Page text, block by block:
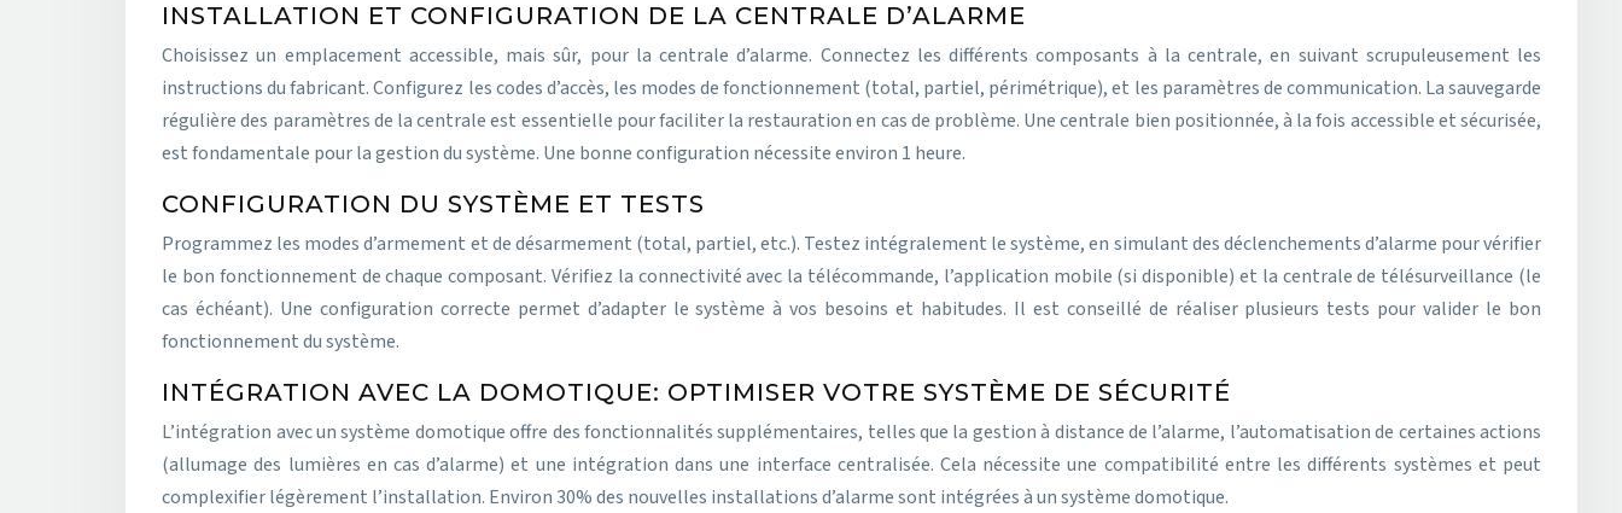
INSTALLATION ET CONFIGURATION DE LA CENTRALE D’ALARME
Choisissez un emplacement accessible, mais sûr, pour la centrale d’alarme. Connectez les différents composants à la centrale, en suivant scrupuleusement les
instructions du fabricant. Configurez les codes d’accès, les modes de fonctionnement (total, partiel, périmétrique), et les paramètres de communication. La sauvegarde
régulière des paramètres de la centrale est essentielle pour faciliter la restauration en cas de problème. Une centrale bien positionnée, à la fois accessible et sécurisée,
est fondamentale pour la gestion du système. Une bonne configuration nécessite environ 1 heure.
CONFIGURATION DU SYSTÈME ET TESTS
Programmez les modes d’armement et de désarmement (total, partiel, etc.). Testez intégralement le système, en simulant des déclenchements d’alarme pour vérifier
le bon fonctionnement de chaque composant. Vérifiez la connectivité avec la télécommande, l’application mobile (si disponible) et la centrale de télésurveillance (le
cas échéant). Une configuration correcte permet d’adapter le système à vos besoins et habitudes. Il est conseillé de réaliser plusieurs tests pour valider le bon
fonctionnement du système.
INTÉGRATION AVEC LA DOMOTIQUE: OPTIMISER VOTRE SYSTÈME DE SÉCURITÉ
L’intégration avec un système domotique offre des fonctionnalités supplémentaires, telles que la gestion à distance de l’alarme, l’automatisation de certaines actions
(allumage des lumières en cas d’alarme) et une intégration dans une interface centralisée. Cela nécessite une compatibilité entre les différents systèmes et peut
complexifier légèrement l’installation. Environ 30% des nouvelles installations d’alarme sont intégrées à un système domotique.